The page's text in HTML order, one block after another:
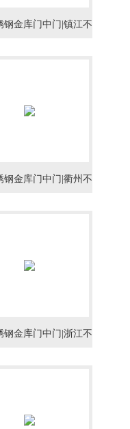
钢金库门中门|镇江不
钢金库门中门|衢州不
钢金库门中门|浙江不